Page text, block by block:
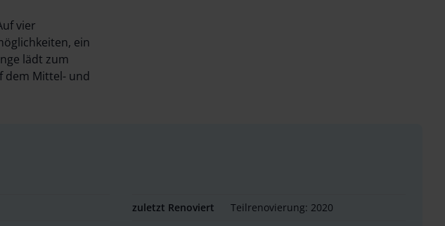
vier
ein
lädt zum
dem Mittel- und
zuletzt Renoviert
Teilrenovierung: 2020